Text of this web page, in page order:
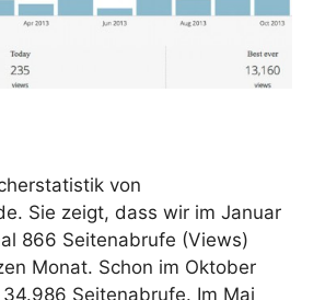
von
Sie zeigt, dass wir im Januar
866 Seitenabrufe (Views)
Monat. Schon im Oktober
Seitenabrufe. Im Mai